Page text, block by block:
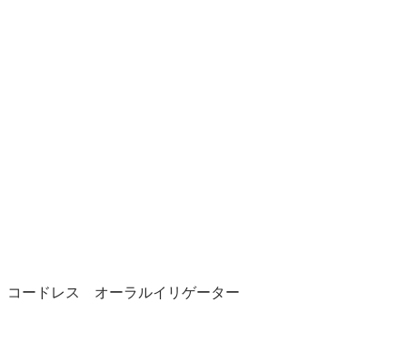
コードレス　オーラルイリゲーター